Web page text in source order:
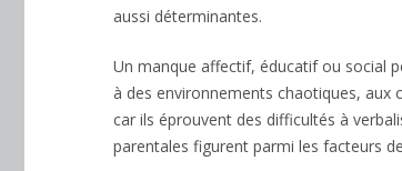
aussi déterminantes.
Un manque affectif, éducatif ou social
à des environnements chaotiques,
car ils éprouvent des difficultés à
parentales figurent parmi les facteurs